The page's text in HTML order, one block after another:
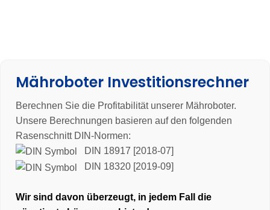
Mähroboter Investitionsrechner
Berechnen Sie die Profitabilität unserer Mähroboter.
Unsere Berechnungen basieren auf den folgenden
Rasenschnitt DIN-Normen:
DIN 18917 [2018-07]
DIN 18320 [2019-09]
Wir sind davon überzeugt, in jedem Fall die